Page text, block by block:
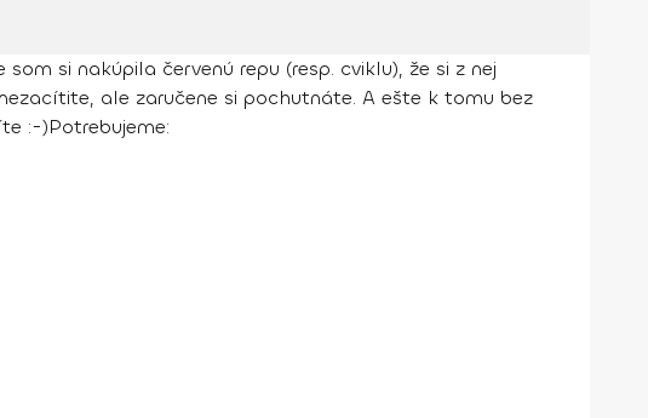
si nakúpila červenú repu (resp. cviklu), že si z nej
ale zaručene si pochutnáte. A ešte k tomu bez
:-)Potrebujeme: